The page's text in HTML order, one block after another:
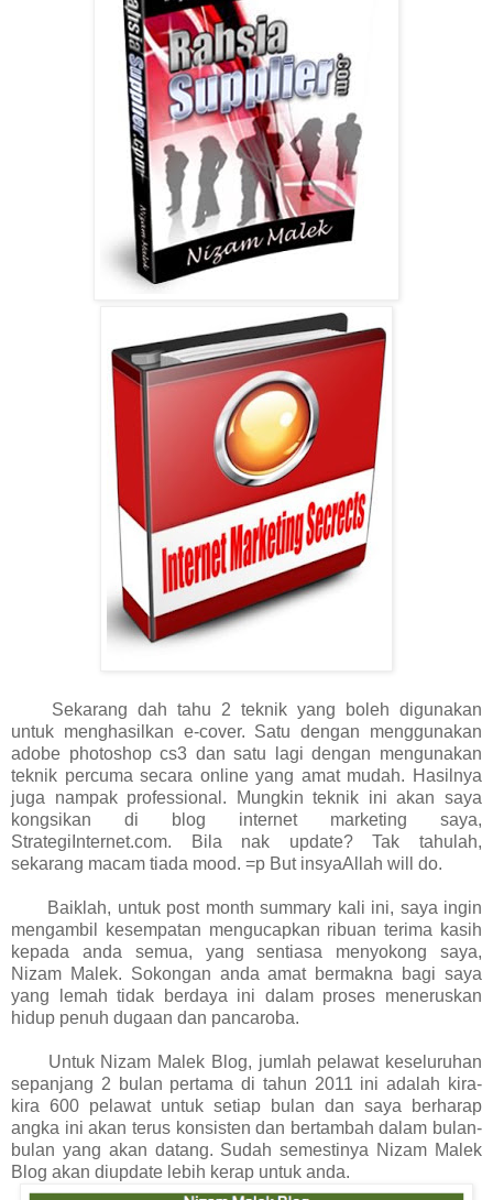
Sekarang dah tahu 2 teknik yang boleh digunakan
untuk menghasilkan e-cover. Satu dengan menggunakan
adobe photoshop cs3 dan satu lagi dengan mengunakan
teknik percuma secara online yang amat mudah. Hasilnya
juga nampak professional. Mungkin teknik ini akan saya
kongsikan di blog internet marketing saya,
StrategiInternet.com. Bila nak update? Tak tahulah,
sekarang macam tiada mood. =p But insyaAllah will do.
Baiklah, untuk post month summary kali ini, saya ingin
mengambil kesempatan mengucapkan ribuan terima kasih
kepada anda semua, yang sentiasa menyokong saya,
Nizam Malek. Sokongan anda amat bermakna bagi saya
yang lemah tidak berdaya ini dalam proses meneruskan
hidup penuh dugaan dan pancaroba.
Untuk Nizam Malek Blog, jumlah pelawat keseluruhan
sepanjang 2 bulan pertama di tahun 2011 ini adalah kira-
kira 600 pelawat untuk setiap bulan dan saya berharap
angka ini akan terus konsisten dan bertambah dalam bulan-
bulan yang akan datang. Sudah semestinya Nizam Malek
Blog akan diupdate lebih kerap untuk anda.